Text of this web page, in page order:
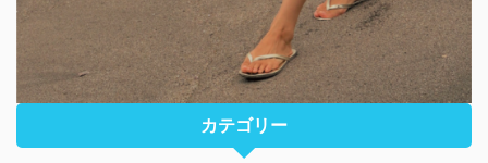
カテゴリー